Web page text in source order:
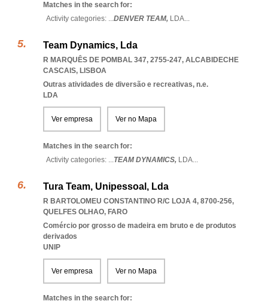
Matches in the search for:
Activity categories: ...DENVER TEAM, LDA...
Team Dynamics, Lda
R MARQUÊS DE POMBAL 347, 2755-247, ALCABIDECHE
CASCAIS, LISBOA
Outras atividades de diversão e recreativas, n.e.
LDA
Ver empresa Ver no Mapa
Matches in the search for:
Activity categories: ...TEAM DYNAMICS, LDA...
Tura Team, Unipessoal, Lda
R BARTOLOMEU CONSTANTINO R/C LOJA 4, 8700-256,
QUELFES OLHAO, FARO
Comércio por grosso de madeira em bruto e de produtos
derivados
UNIP
Ver empresa Ver no Mapa
Matches in the search for: